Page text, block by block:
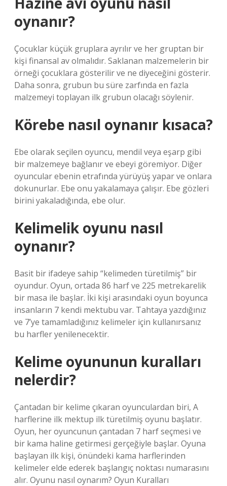
oynanır?
Çocuklar küçük gruplara ayrılır ve her gruptan bir
kişi finansal av olmalıdır. Saklanan malzemelerin bir
örneği çocuklara gösterilir ve ne diyeceğini gösterir.
Daha sonra, grubun bu süre zarfında en fazla
malzemeyi toplayan ilk grubun olacağı söylenir.
Körebe nasıl oynanır kısaca?
Ebe olarak seçilen oyuncu, mendil veya eşarp gibi
bir malzemeye bağlanır ve ebeyi göremiyor. Diğer
oyuncular ebenin etrafında yürüyüş yapar ve onlara
dokunurlar. Ebe onu yakalamaya çalışır. Ebe gözleri
birini yakaladığında, ebe olur.
Kelimelik oyunu nasıl
oynanır?
Basit bir ifadeye sahip “kelimeden türetilmiş” bir
oyundur. Oyun, ortada 86 harf ve 225 metrekarelik
bir masa ile başlar. İki kişi arasındaki oyun boyunca
insanların 7 kendi mektubu var. Tahtaya yazdığınız
ve 7’ye tamamladığınız kelimeler için kullanırsanız
bu harfler yenilenecektir.
Kelime oyununun kuralları
nelerdir?
Çantadan bir kelime çıkaran oyunculardan biri, A
harflerine ilk mektup ilk türetilmiş oyunu başlatır.
Oyun, her oyuncunun çantadan 7 harf seçmesi ve
bir kama haline getirmesi gerçeğiyle başlar. Oyuna
başlayan ilk kişi, önündeki kama harflerinden
kelimeler elde ederek başlangıç ​​noktası numarasını
alır. Oyunu nasıl oynarım? Oyun Kuralları